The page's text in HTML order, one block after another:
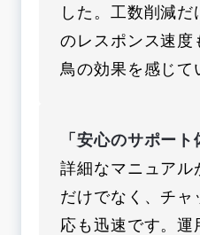
した。工数削減
のレスポンス速度
鳥の効果を感じて
「安心のサポート
詳細なマニュアル
だけでなく、チ
応も迅速です。運